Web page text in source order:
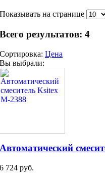
Показывать на странице
Всего результатов: 4
Сортировка: Цена
Вы выбрали:
Автоматический
6 724 руб.